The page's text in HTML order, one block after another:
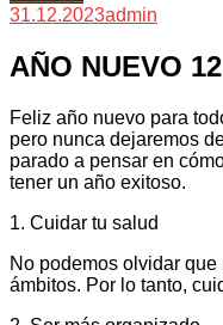
31.12.2023admin
AÑO NUEVO
Feliz año nuevo para
pero nunca dejaremos
parado a pensar en
tener un año exitoso.
1. Cuidar tu salud
No podemos olvidar
ámbitos. Por lo tanto,